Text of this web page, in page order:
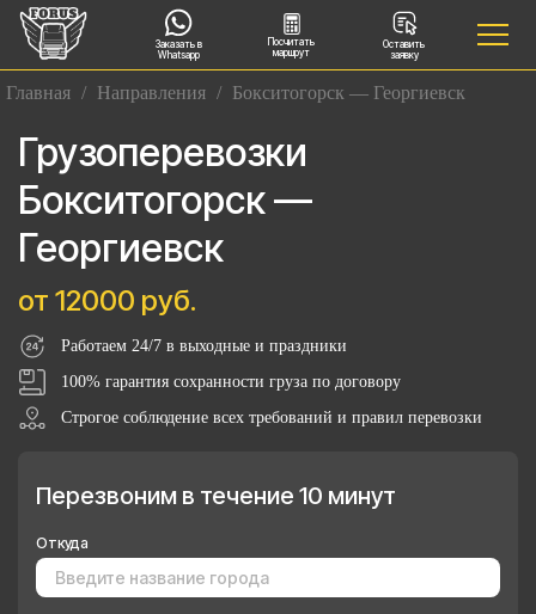
Заказать в
Whatsapp
Посчитать
маршрут
Оставить
заявку
Главная / Направления / Бокситогорск — Георгиевск
Грузоперевозки
Бокситогорск —
Георгиевск
от 12000 руб.
Работаем 24/7 в выходные и праздники
100% гарантия сохранности груза по договору
Строгое соблюдение всех требований и правил перевозки
Перезвоним в течение 10 минут
Откуда